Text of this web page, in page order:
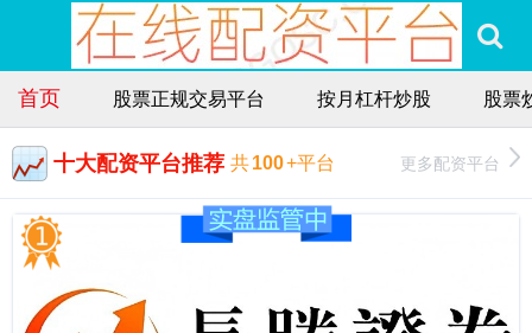
首页 股票正规交易平台 按月杠杆炒股 股票
十大配资平台推荐 共100+平台 更多配资平台